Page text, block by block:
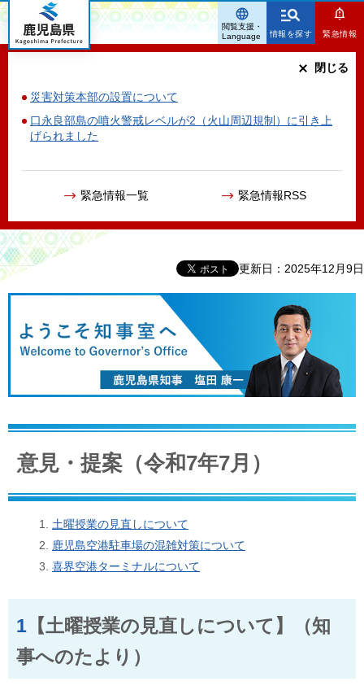
鹿児島県
情報を探す 緊急情報
災害対策本部の設置について
口永良部島の噴火警戒レベルが2（火山周辺規制）に引き上
げられました
緊急情報一覧 緊急情報RSS
閉じる
閲覧支援・
Language
更新日：2025年12月9日
意見・提案（令和7年7月）
土曜授業の見直しについて
鹿児島空港駐車場の混雑対策について
喜界空港ターミナルについて
1 【土曜授業の見直しについて】（知
事へのたより）